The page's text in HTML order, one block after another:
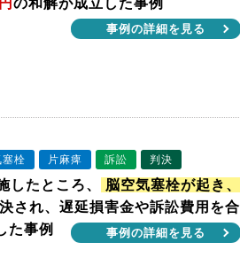
の和解が成立した事例
事例の詳細を見る
塞栓 片麻痺 訴訟 判決
したところ、
脳空気塞栓が起き、
され、遅延損害金や訴訟費用を合
た事例 事例の詳細を見る